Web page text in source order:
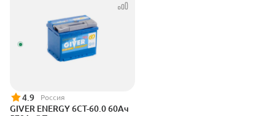
4.9 Россия
GIVER ENERGY 6СТ-60.0 60Ач